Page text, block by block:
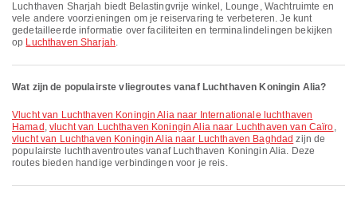
Luchthaven Sharjah biedt Belastingvrije winkel, Lounge, Wachtruimte en
vele andere voorzieningen om je reiservaring te verbeteren. Je kunt
gedetailleerde informatie over faciliteiten en terminalindelingen bekijken
op Luchthaven Sharjah.
Wat zijn de populairste vliegroutes vanaf Luchthaven Koningin Alia?
vlucht van Luchthaven Koningin Alia naar Internationale luchthaven
Hamad , vlucht van Luchthaven Koningin Alia naar Luchthaven van Caïro,
vlucht van Luchthaven Koningin Alia naar Luchthaven Baghdad zijn de
populairste luchthaventroutes vanaf Luchthaven Koningin Alia. Deze
routes bieden handige verbindingen voor je reis.